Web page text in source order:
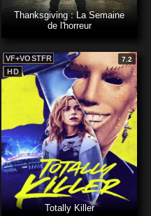
Thanksgiving : La Semaine
de l'horreur
HD
VF+VOSTFR 7.2
Totally Killer